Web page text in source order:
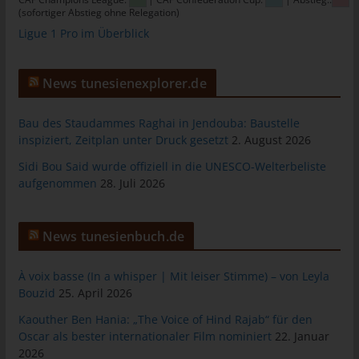
(sofortiger Abstieg ohne Relegation)
Ligue 1 Pro im Überblick
News tunesienexplorer.de
Bau des Staudammes Raghai in Jendouba: Baustelle
inspiziert, Zeitplan unter Druck gesetzt 2. August 2026
Sidi Bou Said wurde offiziell in die UNESCO-Welterbeliste
aufgenommen 28. Juli 2026
News tunesienbuch.de
À voix basse (In a whisper | Mit leiser Stimme) – von Leyla
Bouzid 25. April 2026
Kaouther Ben Hania: „The Voice of Hind Rajab“ für den
Oscar als bester internationaler Film nominiert 22. Januar
2026
besuchten Internetseiten und Servern, den individuellen
Browser der betroffenen Person von anderen Internetbrowsern,
Internetbrowser kann über die eindeutige Cookie-ID
wiedererkannt und identifiziert werden.
Internetseite nutzerfreundlichere Services bereitstellen, die ohne
die Cookie-Setzung nicht möglich wären.
Mittels eines Cookies können die Informationen und Angebote
auf unserer Internetseite im Sinne des Benutzers optimiert
Benutzer unserer Internetseite wiederzuerkennen. Zweck dieser
Wiedererkennung ist es, den Nutzern die Verwendung unserer
Cookies verwendet, muss beispielsweise nicht bei jedem
Besuch der Internetseite erneut seine Zugangsdaten eingeben,
weil dies von der Internetseite und dem auf dem
Computersystem des Benutzers abgelegten Cookie
übernommen wird. Ein weiteres Beispiel ist das Cookie eines